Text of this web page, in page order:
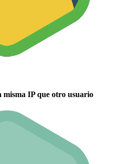
misma IP que otro usuario